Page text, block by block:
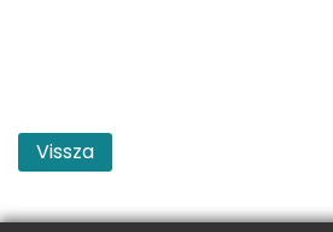
Vissza